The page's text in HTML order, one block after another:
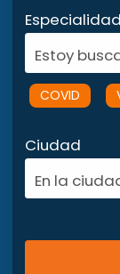
Estoy
COVID
Ciudad
En la